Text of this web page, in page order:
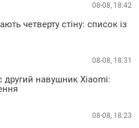
08-08, 18:42
четверту стіну: список із
08-08, 18:31
навушник Xiaomi:
08-08, 18:23